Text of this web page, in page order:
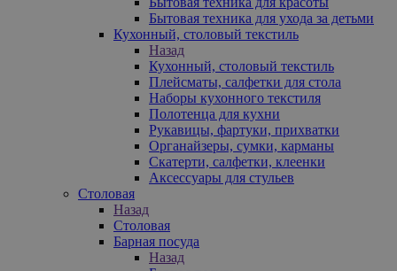
Бытовая техника для ухода за детьми
Кухонный, столовый текстиль
Назад
Кухонный, столовый текстиль
Плейсматы, салфетки для стола
Наборы кухонного текстиля
Полотенца для кухни
Рукавицы, фартуки, прихватки
Органайзеры, сумки, карманы
Скатерти, салфетки, клеенки
Аксессуары для стульев
Столовая
Назад
Столовая
Барная посуда
Назад